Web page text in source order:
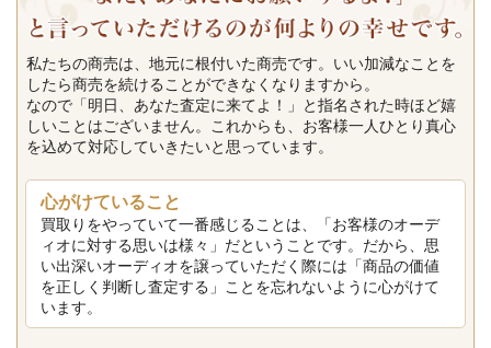
私たちの商売は、地元に根付いた商売です。いい加減なことを
したら商売を続けることができなくなりますから。
なので「明日、あなた査定に来てよ！」と指名された時ほど嬉
しいことはございません。これからも、お客様一人ひとり真心
を込めて対応していきたいと思っています。
心がけていること
買取りをやっていて一番感じることは、「お客様のオーデ
ィオに対する思いは様々」だということです。だから、思
い出深いオーディオを譲っていただく際には「商品の価値
を正しく判断し査定する」ことを忘れないように心がけて
います。